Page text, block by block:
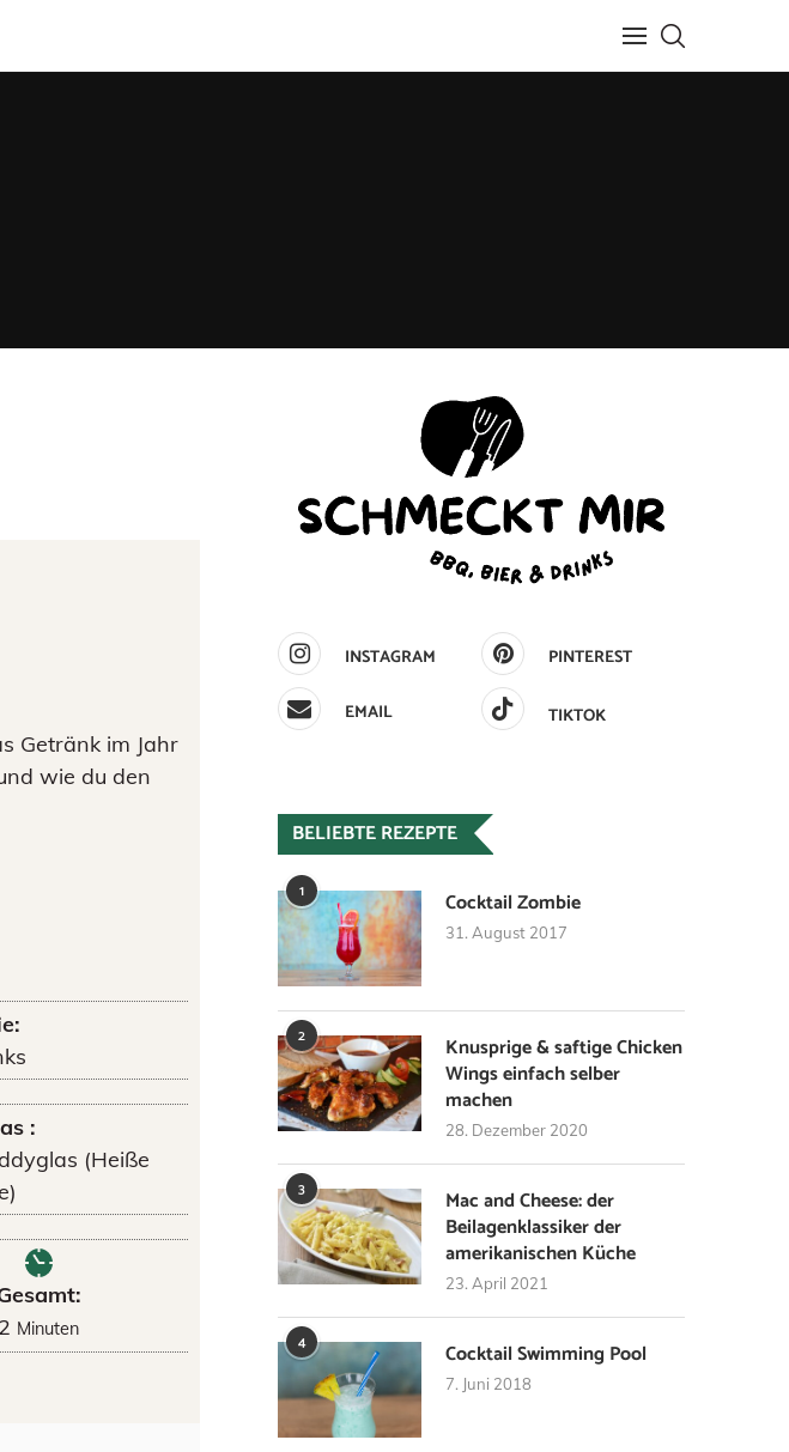
Getränk im Jahr
wie du den
:
(Heiße
2 Minuten
INSTAGRAM
PINTEREST
EMAIL
TIKTOK
BELIEBTE REZEPTE
1 Cocktail Zombie
31. August 2017
2
Knusprige & saftige Chicken
Wings einfach selber
machen
28. Dezember 2020
3
Mac and Cheese: der
Beilagenklassiker der
amerikanischen Küche
23. April 2021
4 Cocktail Swimming Pool
7. Juni 2018